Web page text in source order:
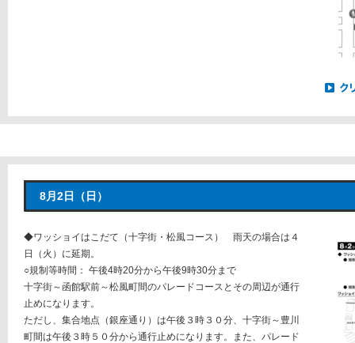
8月2日（日）
◆ワッショイはこだて（十字街・松風コース） 雨天の場合は４
日（火）に延期。
○規制等時間： 午後4時20分から午後9時30分まで
十字街～函館駅前～松風町間のパレードコースとその周辺が通行
止めになります。
ただし、集合地点（銀座通り）は午後３時３０分、十字街～豊川
町間は午後３時５０分から通行止めになります。また、パレード